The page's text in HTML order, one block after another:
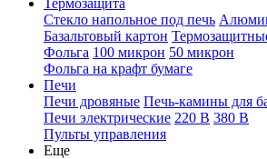
Термозащита
Стекло напольное под печь
Базальтовый картон
Фольга 100 микрон 50 микрон
Фольга на крафт бумаге
Печи
Печи дровяные Печь-камины для
Печи электрические 220 В 380 В
Пульты управления
Еще